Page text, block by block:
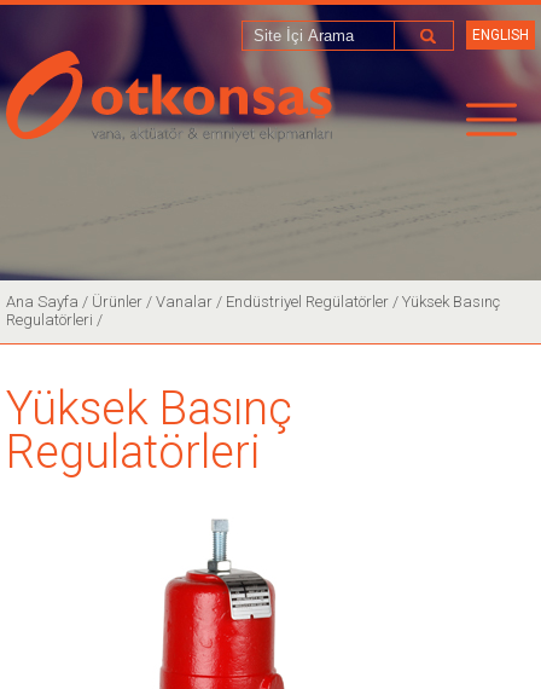
ENGLISH
Ana Sayfa / Ürünler / Vanalar / Endüstriyel Regülatörler / Yüksek Basınç
Regulatörleri /
Yüksek Basınç
Regulatörleri